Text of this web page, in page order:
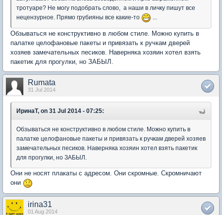
тротуаре? Не могу подобрать слово, а наши в личку пишут все
нецензурное. Прямо грубияны все какие-то
...
Обзываться не конструктивно в любом стиле. Можно купить в
палатке целофановые пакеты и привязать к ручкам дверей
хозяев замечательных песиков. Наверняка хозяин хотел взять
пакетик для прогулки, но ЗАБЫЛ.
Rumata
31 Jul 2014
ИринаТ, on 31 Jul 2014 - 07:25:
Обзываться не конструктивно в любом стиле. Можно купить в
палатке целофановые пакеты и привязать к ручкам дверей хозяев
замечательных песиков. Наверняка хозяин хотел взять пакетик
для прогулки, но ЗАБЫЛ.
Они не носят плакаты с адресом. Они скромные. Скромничают
они
irina31
01 Aug 2014